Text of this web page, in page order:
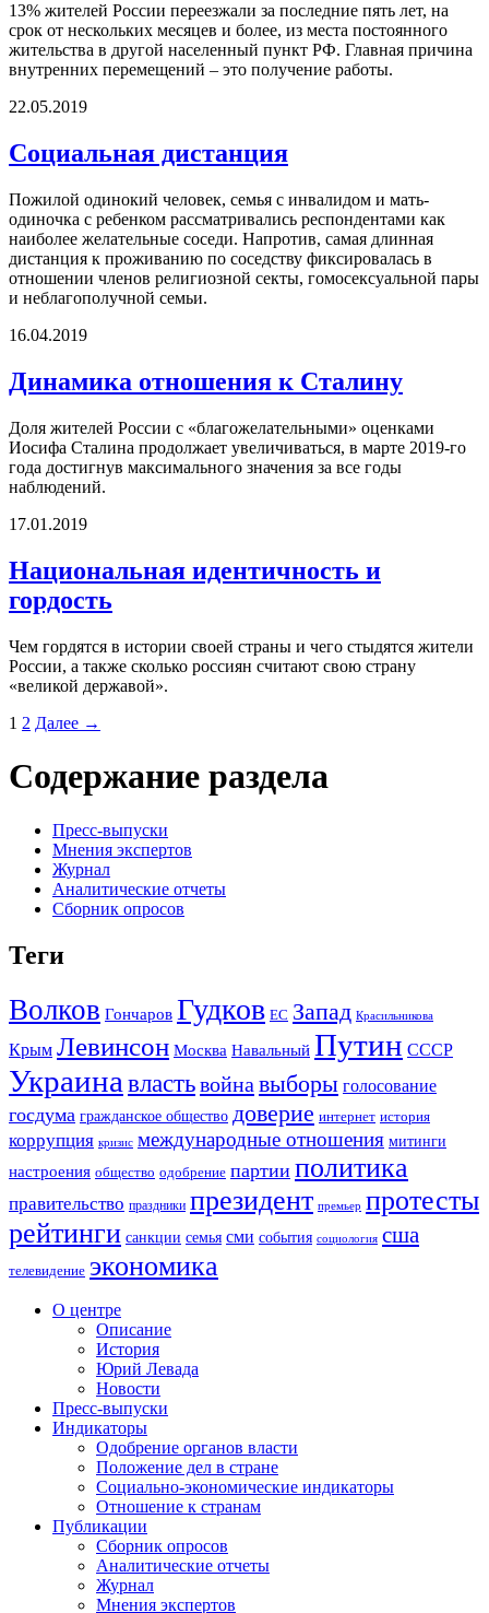
13% жителей России переезжали за последние пять лет, на
срок от нескольких месяцев и более, из места постоянного
жительства в другой населенный пункт РФ. Главная причина
внутренних перемещений – это получение работы.
22.05.2019
Социальная дистанция
Пожилой одинокий человек, семья с инвалидом и мать-
одиночка с ребенком рассматривались респондентами как
наиболее желательные соседи. Напротив, самая длинная
дистанция к проживанию по соседству фиксировалась в
отношении членов религиозной секты, гомосексуальной пары
и неблагополучной семьи.
16.04.2019
Динамика отношения к Сталину
Доля жителей России с «благожелательными» оценками
Иосифа Сталина продолжает увеличиваться, в марте 2019-го
года достигнув максимального значения за все годы
наблюдений.
17.01.2019
Национальная идентичность и
гордость
Чем гордятся в истории своей страны и чего стыдятся жители
России, а также сколько россиян считают свою страну
«великой державой».
1 2 Далее →
Содержание раздела
Пресс-выпуски
Мнения экспертов
Журнал
Аналитические отчеты
Сборник опросов
Теги
Волков Гончаров Гудков ЕС Запад Красильникова
Крым Левинсон Москва Навальный Путин СССР
Украина властьвойна выборы голосование
госдума гражданское общество доверие интернет история
коррупция кризис международные отношения митинги
настроения общество одобрение партии политика
правительство праздники президент премьер протесты
рейтинги санкции семья сми события социология сша
телевидение экономика
О центре
Описание
История
Юрий Левада
Новости
Пресс-выпуски
Индикаторы
Одобрение органов власти
Положение дел в стране
Социально-экономические индикаторы
Отношение к странам
Публикации
Сборник опросов
Аналитические отчеты
Журнал
Мнения экспертов